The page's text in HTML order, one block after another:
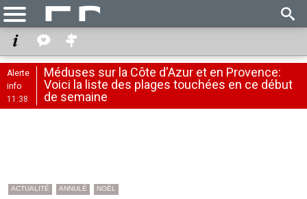
Alerte
info
11:38
Méduses sur la Côte d'Azur et en Provence:
Voici la liste des plages touchées en ce début
de semaine
ACTUALITÉ ANNULÉ NOËL